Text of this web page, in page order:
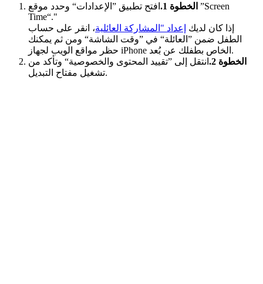
الخطوة 1.
افتح تطبيق ”الإعدادات“ وحدد موقع ”Screen
Time“."
إذا كان لديك
إعداد "المشاركة العائلية، انقر على حساب
الطفل ضمن ”العائلة“ في ”وقت الشاشة“ ومن ثم يمكنك
حظر مواقع الويب لجهاز iPhone الخاص بطفلك عن بُعد.
الخطوة 2.
انتقل إلى ”تقييد المحتوى والخصوصية“ وتأكد من
تشغيل مفتاح التبديل.